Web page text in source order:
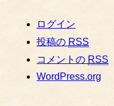
ログイン
投稿の RSS
コメントの RSS
WordPress.org